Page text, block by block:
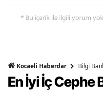
* Bu içerik ile ilgili yorum
Kocaeli Haberdar Bilgi
En İyi İç Cephe